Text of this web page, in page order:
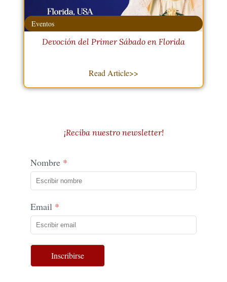
Eventos
Devoción del Primer Sábado en Florida
Read Article>>
¡Reciba nuestro newsletter!
Nombre
Email
Inscribirse